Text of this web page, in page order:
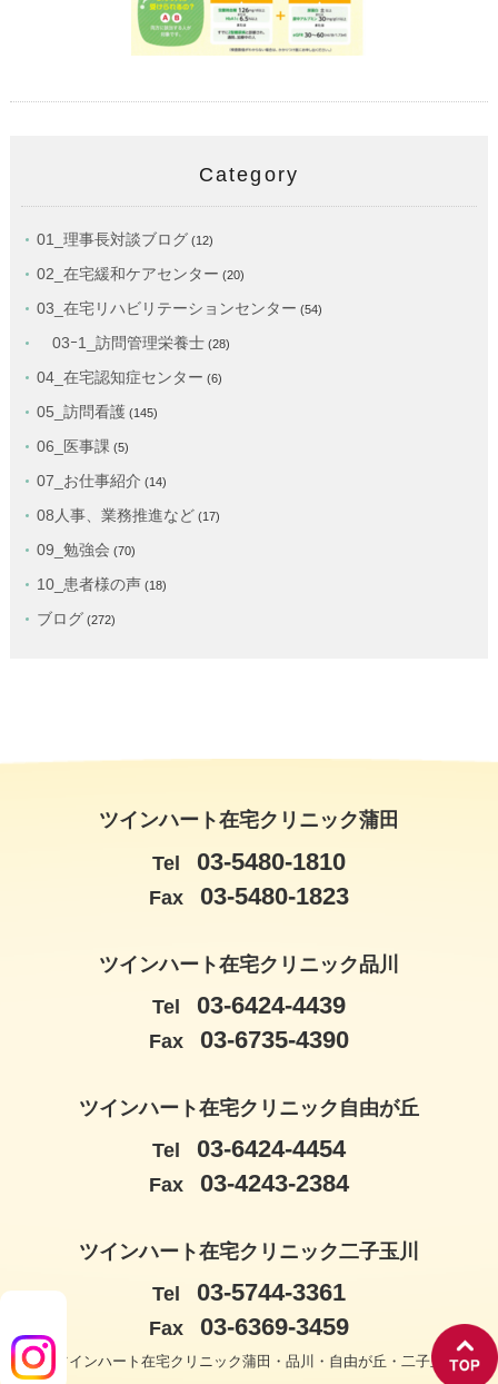
Category
01_理事長対談ブログ (12)
02_在宅緩和ケアセンター (20)
03_在宅リハビリテーションセンター (54)
03ｰ1_訪問管理栄養士(28)
04_在宅認知症センター (6)
05_訪問看護 (145)
06_医事課 (5)
07_お仕事紹介 (14)
08人事、業務推進など (17)
09_勉強会 (70)
10_患者様の声 (18)
ブログ (272)
ツインハート在宅クリニック蒲田
Tel
03-5480-1810
Fax 03-5480-1823
ツインハート在宅クリニック品川
Tel
03-6424-4439
Fax 03-6735-4390
ツインハート在宅クリニック自由が丘
Tel
03-6424-4454
Fax 03-4243-2384
ツインハート在宅クリニック二子玉川
Tel
03-5744-3361
Fax 03-6369-3459
© ツインハート在宅クリニック蒲田・品川・自由が丘・二子玉川